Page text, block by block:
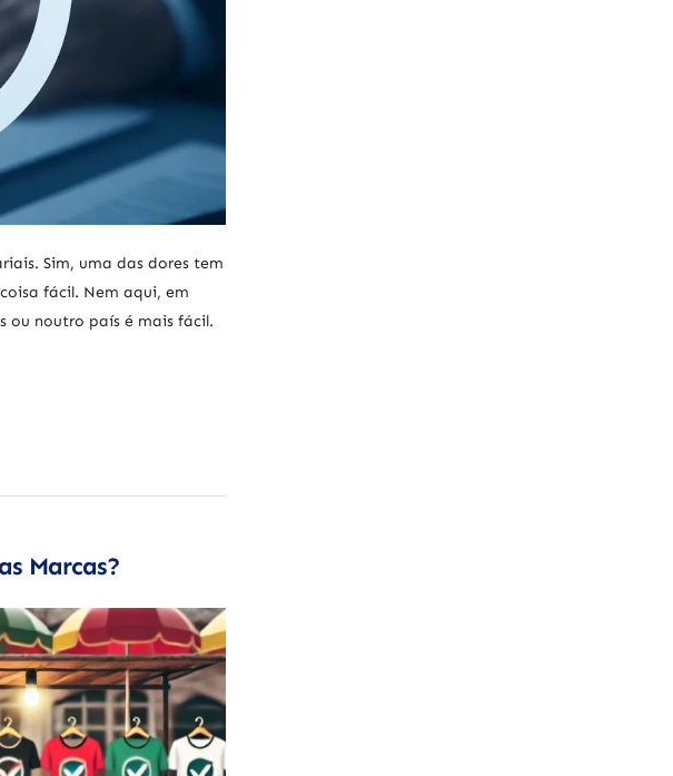
Sim, uma das dores tem
fácil. Nem aqui, em
ou noutro país é mais fácil.
Marcas?